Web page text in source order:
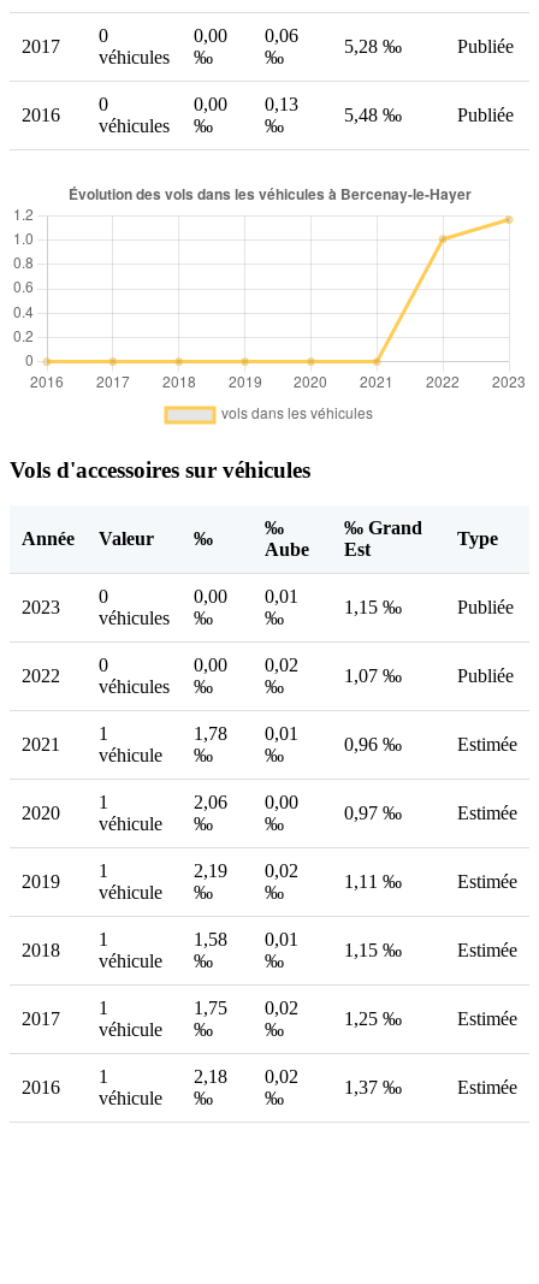
2017
0
véhicules
0,00
‰
0,06
‰
5,28 ‰ Publiée
2016
0
véhicules
0,00
‰
0,13
‰
5,48 ‰ Publiée
Vols d'accessoires sur véhicules
Année Valeur ‰
‰
Aube
‰ Grand
Est
Type
2023
0
véhicules
0,00
‰
0,01
‰
1,15 ‰ Publiée
2022
0
véhicules
0,00
‰
0,02
‰
1,07 ‰ Publiée
2021
1
véhicule
1,78
‰
0,01
‰
0,96 ‰ Estimée
2020
1
véhicule
2,06
‰
0,00
‰
0,97 ‰ Estimée
2019
1
véhicule
2,19
‰
0,02
‰
1,11 ‰ Estimée
2018
1
véhicule
1,58
‰
0,01
‰
1,15 ‰ Estimée
2017
1
véhicule
1,75
‰
0,02
‰
1,25 ‰ Estimée
2016
1
véhicule
2,18
‰
0,02
‰
1,37 ‰ Estimée